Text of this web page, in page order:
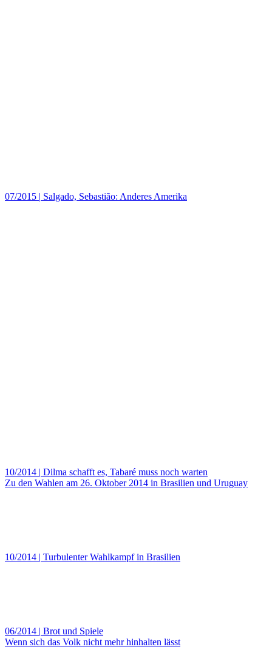
07/2015 | Salgado, Sebastião: Anderes Amerika
10/2014 | Dilma schafft es, Tabaré muss noch warten
Zu den Wahlen am 26. Oktober 2014 in Brasilien und Uruguay
10/2014 | Turbulenter Wahlkampf in Brasilien
06/2014 | Brot und Spiele
Wenn sich das Volk nicht mehr hinhalten lässt